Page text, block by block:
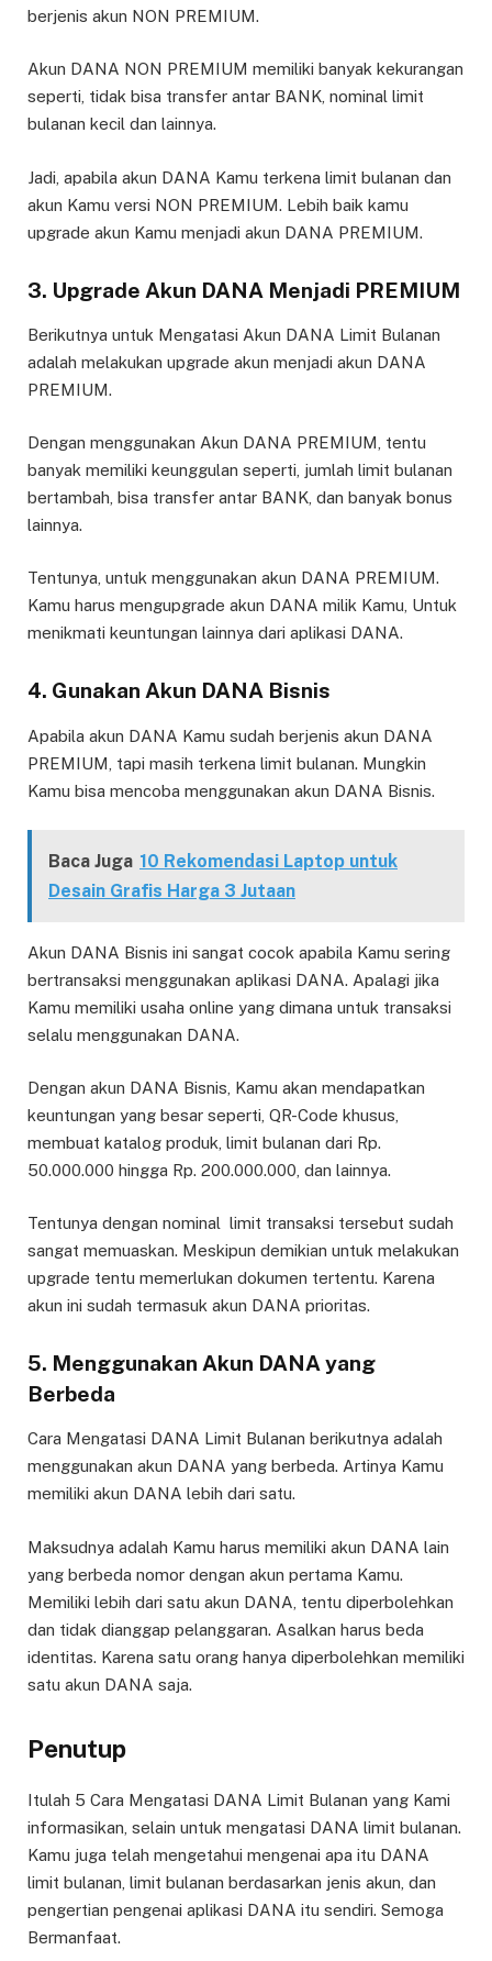
berjenis akun NON PREMIUM.
Akun DANA NON PREMIUM memiliki banyak kekurangan
seperti, tidak bisa transfer antar BANK, nominal limit
bulanan kecil dan lainnya.
Jadi, apabila akun DANA Kamu terkena limit bulanan dan
akun Kamu versi NON PREMIUM. Lebih baik kamu
upgrade akun Kamu menjadi akun DANA PREMIUM.
3. Upgrade Akun DANA Menjadi PREMIUM
Berikutnya untuk Mengatasi Akun DANA Limit Bulanan
adalah melakukan upgrade akun menjadi akun DANA
PREMIUM.
Dengan menggunakan Akun DANA PREMIUM, tentu
banyak memiliki keunggulan seperti, jumlah limit bulanan
bertambah, bisa transfer antar BANK, dan banyak bonus
lainnya.
Tentunya, untuk menggunakan akun DANA PREMIUM.
Kamu harus mengupgrade akun DANA milik Kamu, Untuk
menikmati keuntungan lainnya dari aplikasi DANA.
4. Gunakan Akun DANA Bisnis
Apabila akun DANA Kamu sudah berjenis akun DANA
PREMIUM, tapi masih terkena limit bulanan. Mungkin
Kamu bisa mencoba menggunakan akun DANA Bisnis.
Baca Juga 10 Rekomendasi Laptop untuk
Desain Grafis Harga 3 Jutaan
Akun DANA Bisnis ini sangat cocok apabila Kamu sering
bertransaksi menggunakan aplikasi DANA. Apalagi jika
Kamu memiliki usaha online yang dimana untuk transaksi
selalu menggunakan DANA.
Dengan akun DANA Bisnis, Kamu akan mendapatkan
keuntungan yang besar seperti, QR-Code khusus,
membuat katalog produk, limit bulanan dari Rp.
50.000.000 hingga Rp. 200.000.000, dan lainnya.
Tentunya dengan nominal limit transaksi tersebut sudah
sangat memuaskan. Meskipun demikian untuk melakukan
upgrade tentu memerlukan dokumen tertentu. Karena
akun ini sudah termasuk akun DANA prioritas.
5. Menggunakan Akun DANA yang
Berbeda
Cara Mengatasi DANA Limit Bulanan berikutnya adalah
menggunakan akun DANA yang berbeda. Artinya Kamu
memiliki akun DANA lebih dari satu.
Maksudnya adalah Kamu harus memiliki akun DANA lain
yang berbeda nomor dengan akun pertama Kamu.
Memiliki lebih dari satu akun DANA, tentu diperbolehkan
dan tidak dianggap pelanggaran. Asalkan harus beda
identitas. Karena satu orang hanya diperbolehkan memiliki
satu akun DANA saja.
Penutup
Itulah 5 Cara Mengatasi DANA Limit Bulanan yang Kami
informasikan, selain untuk mengatasi DANA limit bulanan.
Kamu juga telah mengetahui mengenai apa itu DANA
limit bulanan, limit bulanan berdasarkan jenis akun, dan
pengertian pengenai aplikasi DANA itu sendiri. Semoga
Bermanfaat.